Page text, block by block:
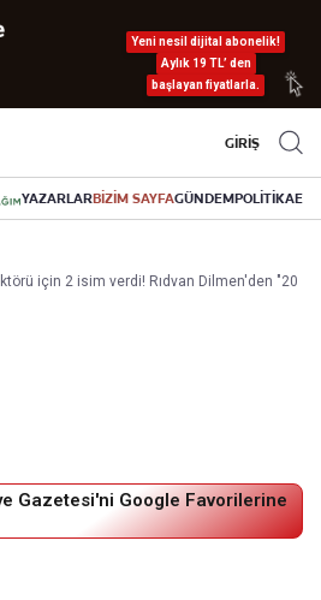
Yeni nesil dijital abonelik!
Aylık 19 TL’ den
başlayan fiyatlarla.
GİRİŞ
YAZARLARBİZİM SAYFAGÜNDEMPOLİTİKA
için 2 isim verdi! Rıdvan Dilmen'den "20
Gazetesi'ni Google Favorilerine